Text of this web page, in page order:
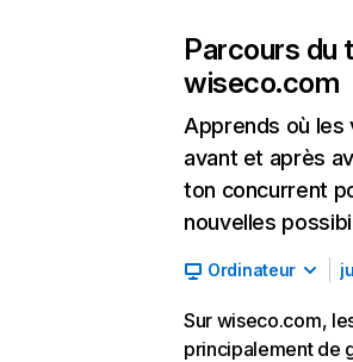
Parcours du
wiseco.com
Apprends où les
avant et après
ton concurrent
nouvelles
Ordinateur
Sur wiseco.com,
principalement de